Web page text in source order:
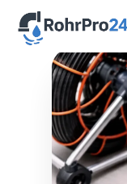
Leistungen